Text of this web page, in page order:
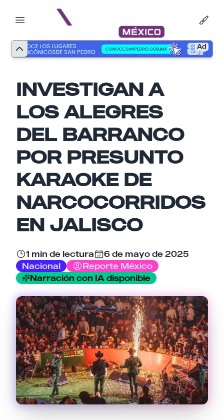
Ad
INVESTIGAN A
LOS ALEGRES
DEL BARRANCO
POR PRESUNTO
KARAOKE DE
NARCOCORRIDOS
EN JALISCO
1 min de lectura
6 de mayo de 2025
Nacional
Reporte México
Narración con IA disponible
Tu comentario
Cancelar Enviar comentario